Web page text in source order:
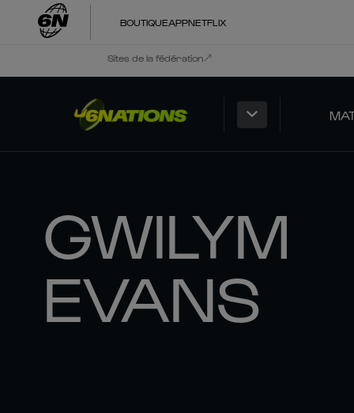
BOUTIQUEAPPNETFLIX
Sites de la fédération
GWILYM
EVANS